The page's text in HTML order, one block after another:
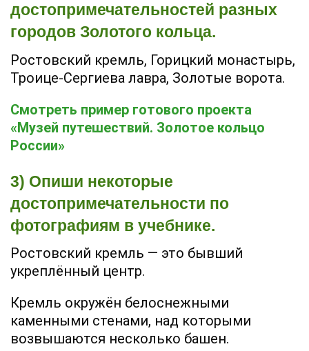
достопримечательностей разных
городов Золотого кольца.
Ростовский кремль, Горицкий монастырь,
Троице-Сергиева лавра, Золотые ворота.
Смотреть пример готового проекта
«Музей путешествий. Золотое кольцо
России»
3) Опиши некоторые
достопримечательности по
фотографиям в учебнике.
Ростовский кремль — это бывший
укреплённый центр.
Кремль окружён белоснежными
каменными стенами, над которыми
возвышаются несколько башен.